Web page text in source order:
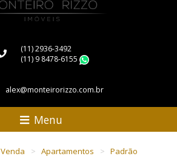
(11) 2936-3492
(11) 9 8478-6155
alex@monteirorizzo.com.br
Menu
Venda Apartamentos Padrão